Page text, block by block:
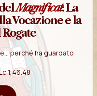
Magnificat: La
Vocazione e la
perché ha guardato
1,46.48